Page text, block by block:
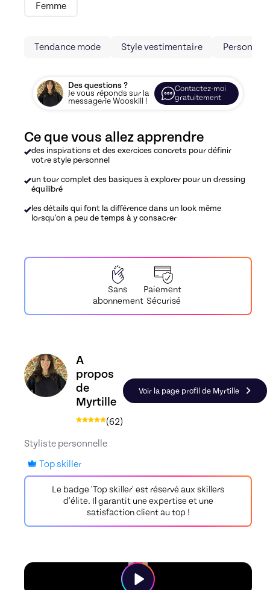
Femme
Tendance mode Style vestimentaire Personal
Des questions ?
Je vous réponds sur la
messagerie Wooskill !
Contactez-moi
gratuitement
Ce que vous allez apprendre
des inspirations et des exercices concrets pour définir
votre style personnel
un tour complet des basiques à explorer pour un dressing
équilibré
les détails qui font la différence dans un look même
lorsqu'on a peu de temps à y consacrer
Sans
abonnement
Paiement
Sécurisé
Découvrez le profil de Myrtille, Skiller en Style
A
propos
de
Myrtille
(62)
Voir la page profil de Myrtille
Styliste personnelle
Top skiller
Le badge 'Top skiller' est réservé aux skillers
d'élite. Il garantit une expertise et une
satisfaction client au top !